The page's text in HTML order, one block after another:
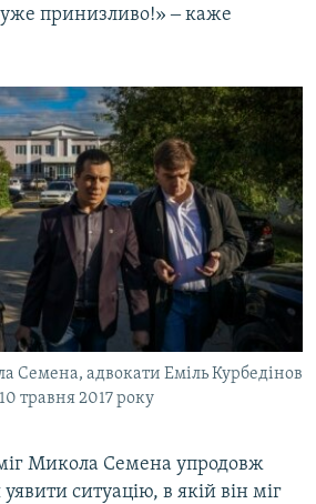
принизливо!» ‒ каже
Семена, адвокати Еміль Курбедінов
травня 2017 року
Микола Семена упродовж
ситуацію, в якій він міг